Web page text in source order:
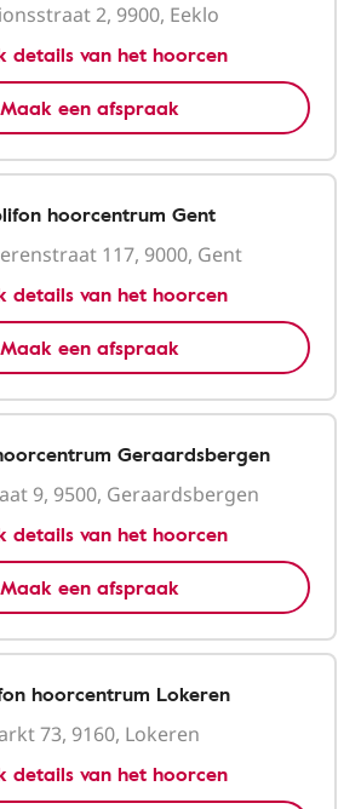
2, 9900, Eeklo
details van het hoorcen
Maak een afspraak
hoorcentrum Gent
117, 9000, Gent
details van het hoorcen
Maak een afspraak
Geraardsbergen
9, 9500, Geraardsbergen
details van het hoorcen
Maak een afspraak
hoorcentrum Lokeren
73, 9160, Lokeren
details van het hoorcen